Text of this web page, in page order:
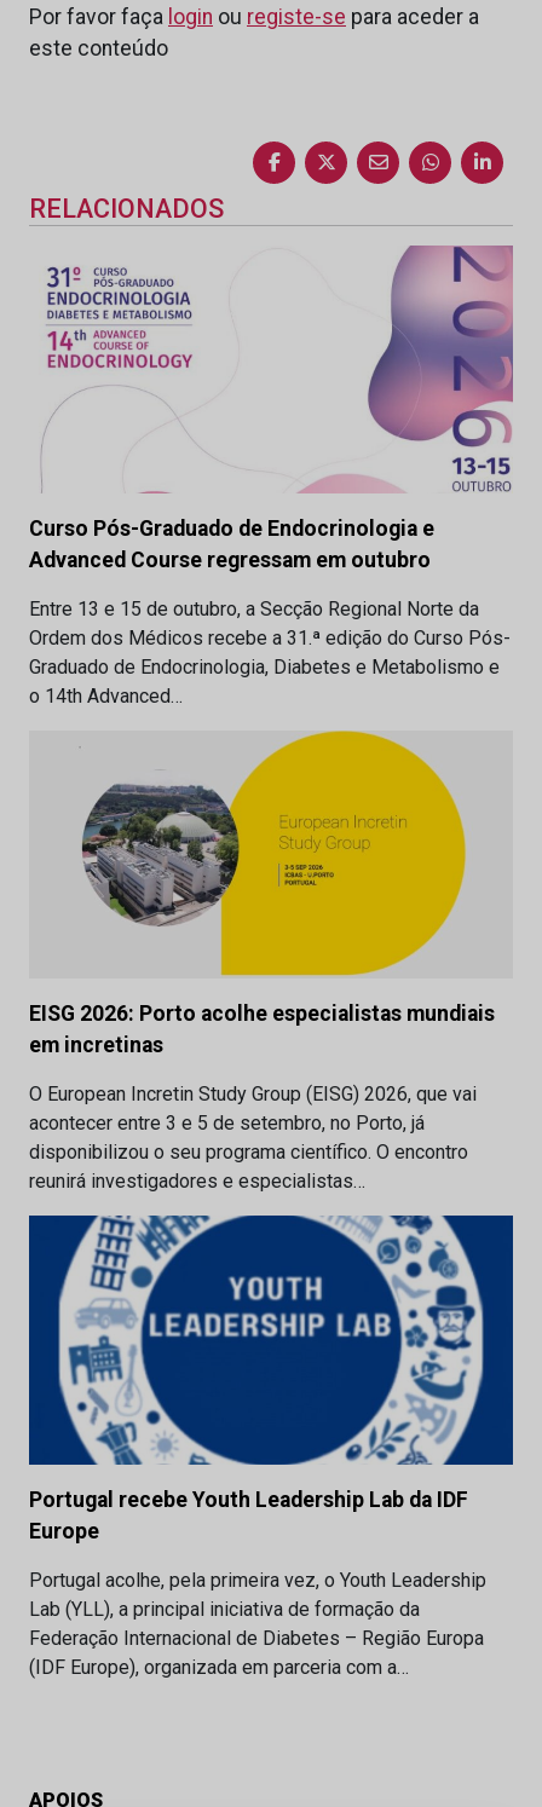
Por favor faça login ou registe-se para aceder a
este conteúdo
RELACIONADOS
Curso Pós-Graduado de Endocrinologia e
Advanced Course regressam em outubro
Entre 13 e 15 de outubro, a Secção Regional Norte da
Ordem dos Médicos recebe a 31.ª edição do Curso Pós-
Graduado de Endocrinologia, Diabetes e Metabolismo e
o 14th Advanced…
EISG 2026: Porto acolhe especialistas mundiais
em incretinas
O European Incretin Study Group (EISG) 2026, que vai
acontecer entre 3 e 5 de setembro, no Porto, já
disponibilizou o seu programa científico. O encontro
reunirá investigadores e especialistas…
Portugal recebe Youth Leadership Lab da IDF
Europe
Portugal acolhe, pela primeira vez, o Youth Leadership
Lab (YLL), a principal iniciativa de formação da
Federação Internacional de Diabetes – Região Europa
(IDF Europe), organizada em parceria com a…
APOIOS